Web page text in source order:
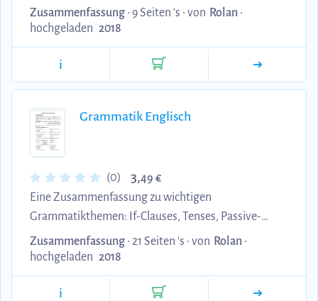
Advertising 3. Globalization 4. Charts and their
functions 5. Product-Life-Cycle 6. Costumer
Relationship Management 7. Qualities of a good
chairperson in meetings 8. Negotiations 9. Handling
of late payment
Zusammenfassung • 9 Seiten 's • von Rolan •
hochgeladen 2018
i
Grammatik Englisch
(0) 3,49 €
Eine Zusammenfassung zu wichtigen
Grammatikthemen: If-Clauses, Tenses, Passive-
Voice und Adverbs.
Zusammenfassung • 21 Seiten 's • von Rolan •
hochgeladen 2018
i